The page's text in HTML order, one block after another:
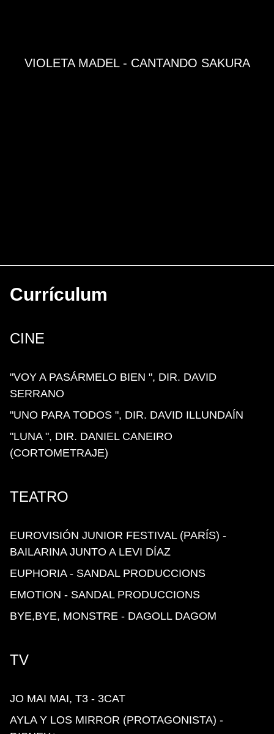
VIOLETA MADEL - CANTANDO SAKURA
Currículum
CINE
"VOY A PASÁRMELO BIEN ", DIR. DAVID
SERRANO
"UNO PARA TODOS ", DIR. DAVID ILLUNDAÍN
"LUNA ", DIR. DANIEL CANEIRO
(CORTOMETRAJE)
TEATRO
EUROVISIÓN JUNIOR FESTIVAL (PARÍS) -
BAILARINA JUNTO A LEVI DÍAZ
EUPHORIA - SANDAL PRODUCCIONS
EMOTION - SANDAL PRODUCCIONS
BYE,BYE, MONSTRE - DAGOLL DAGOM
TV
JO MAI MAI, T3 - 3CAT
AYLA Y LOS MIRROR (PROTAGONISTA) -